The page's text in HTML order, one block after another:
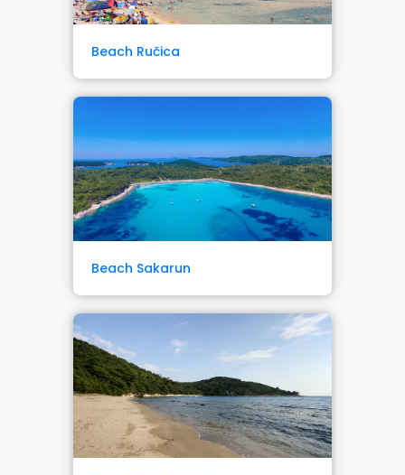
Beach Ručica
Beach Sakarun